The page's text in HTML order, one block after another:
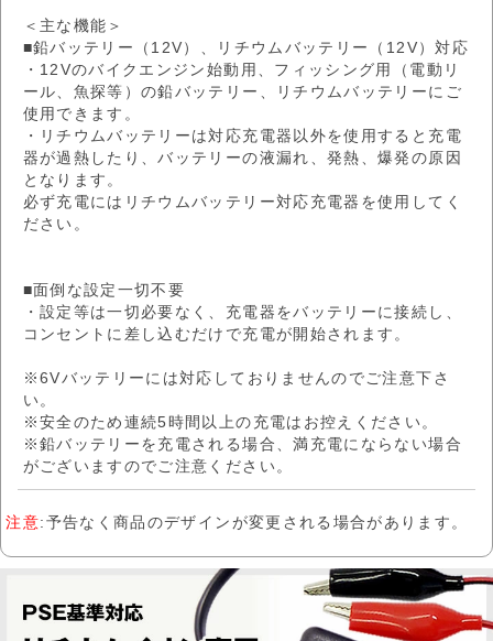
＜主な機能＞
■鉛バッテリー（12V）、リチウムバッテリー（12V）対応
・12Vのバイクエンジン始動用、フィッシング用（電動リ
ール、魚探等）の鉛バッテリー、リチウムバッテリーにご
使用できます。
・リチウムバッテリーは対応充電器以外を使用すると充電
器が過熱したり、バッテリーの液漏れ、発熱、爆発の原因
となります。
必ず充電にはリチウムバッテリー対応充電器を使用してく
ださい。
■面倒な設定一切不要
・設定等は一切必要なく、充電器をバッテリーに接続し、
コンセントに差し込むだけで充電が開始されます。
※6Vバッテリーには対応しておりませんのでご注意下さ
い。
※安全のため連続5時間以上の充電はお控えください。
※鉛バッテリーを充電される場合、満充電にならない場合
がございますのでご注意ください。
注意:予告なく商品のデザインが変更される場合があります。